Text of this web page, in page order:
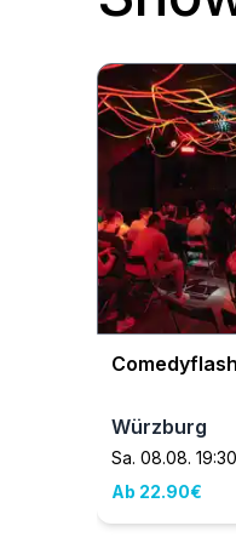
Würzburg
Sa. 08.08.
Ab 22.90€